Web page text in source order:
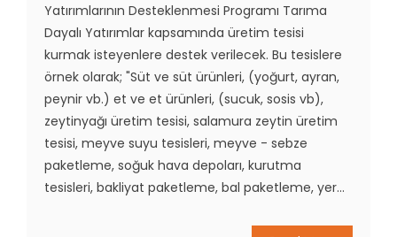
Yatırımlarının Desteklenmesi Programı Tarıma
Dayalı Yatırımlar kapsamında üretim tesisi
kurmak isteyenlere destek verilecek. Bu tesislere
örnek olarak; "Süt ve süt ürünleri, (yoğurt, ayran,
peynir vb.) et ve et ürünleri, (sucuk, sosis vb),
zeytinyağı üretim tesisi, salamura zeytin üretim
tesisi, meyve suyu tesisleri, meyve - sebze
paketleme, soğuk hava depoları, kurutma
tesisleri, bakliyat paketleme, bal paketleme, yer...